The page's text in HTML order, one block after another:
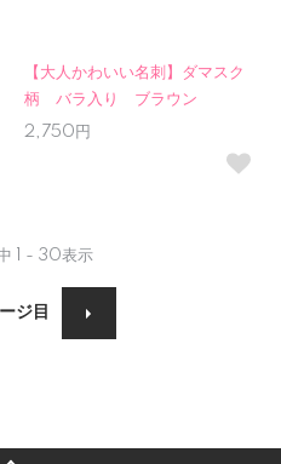
【大人かわいい名刺】ダマスク
柄 バラ入り ブラウン
2,750円
1 - 30表示
ジ目